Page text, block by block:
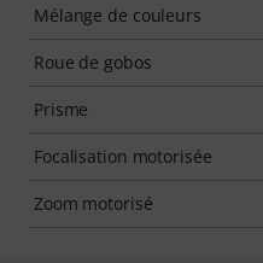
Mélange de couleurs
Roue de gobos
Prisme
Focalisation motorisée
Zoom motorisé